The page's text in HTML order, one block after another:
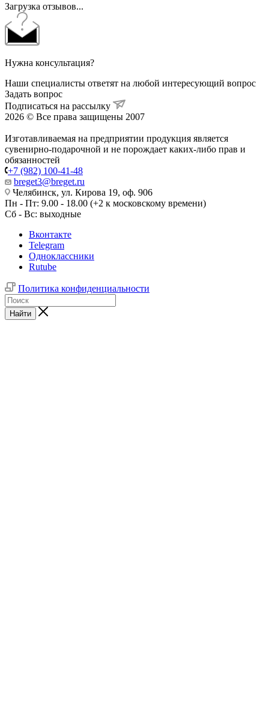
Загрузка отзывов...
Нужна консультация?
Наши специалисты ответят на любой интересующий вопрос
Задать вопрос
Подписаться на рассылку
2026 © Все права защищены 2007
Изготавливаемая на предприятии продукция является
сувенирно-подарочной и не порождает каких-либо прав и
обязанностей
+7 (982) 100-41-48
breget3@breget.ru
Челябинск, ул. Кирова 19, оф. 906
Пн - Пт: 9.00 - 18.00 (+2 к московскому времени)
Сб - Вс: выходные
Вконтакте
Telegram
Одноклассники
Rutube
Политика конфиденциальности
Найти